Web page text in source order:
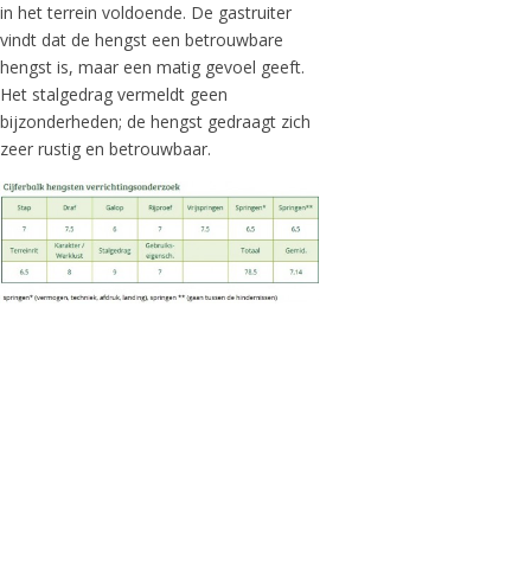
in het terrein voldoende. De gastruiter
vindt dat de hengst een betrouwbare
hengst is, maar een matig gevoel geeft.
Het stalgedrag vermeldt geen
bijzonderheden; de hengst gedraagt zich
zeer rustig en betrouwbaar.